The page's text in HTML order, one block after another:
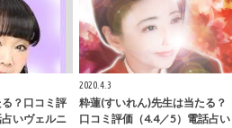
？口コミ評
いヴェルニ
2020.4.3
粋蓮(すいれん)先生は当たる？
口コミ評価（4.4／5）電話占い